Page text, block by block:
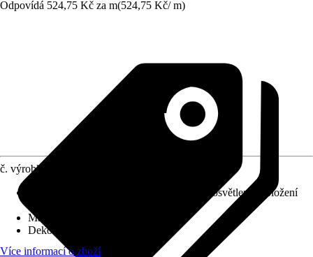
Odpovídá 524,75 Kč za m(524,75 Kč/ m)
č. výrobku
Nástěnné dekorace, Nepřímé osvětlení, Obložení
Materiál
Dekor / vzor
Více informací o zboží